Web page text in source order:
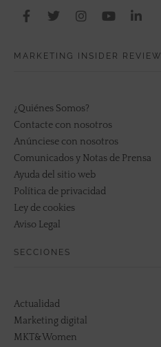
MARKETING INSIDER REVIEW
¿Quiénes Somos?
Contacte con nosotros
Anúnciese con nosotros
Comunicados y Notas de Prensa
Ayuda del sitio web
Política de privacidad
Ley de cookies
Aviso Legal
SECCIONES
Actualidad
Marketing digital
MKT&Women